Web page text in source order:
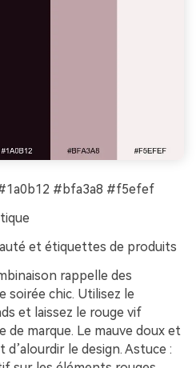
#bfa3a8 #f5efef
et étiquettes de produits
rappelle des
soirée chic. Utilisez le
et laissez le rouge vif
marque. Le mauve doux et
le design. Astuce :